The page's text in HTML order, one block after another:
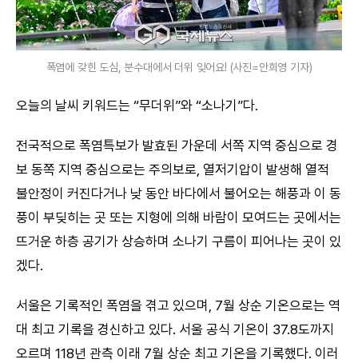
폭염에 갖힌 도심, 분수대에서 더위 잊어요! (사진=안희영 기자)
오늘의 날씨 키워드는 “무더위”와 “소나기”다.
전국적으로 폭염특보가 발효된 가운데 서쪽 지역 중심으로 경
보 동쪽 지역 중심으로는 주의보로, 열저기압이 발생해 열적
불안정이 커진다거나 낮 동안 바다에서 불어오는 해풍과 이 동
풍이 부딪히는 곳 또는 지형에 의해 바람이 모여드는 곳에서는
뜨거운 하층 공기가 상승하며 소나기 구름이 피어나는 곳이 있
겠다.
서울은 기록적인 폭염을 겪고 있으며, 7월 상순 기온으로는 역
대 최고 기록을 경신하고 있다. 서울 공식 기온이 37.8도까지
오르며 118년 관측 이래 7월 상순 최고 기온을 기록했다. 이러